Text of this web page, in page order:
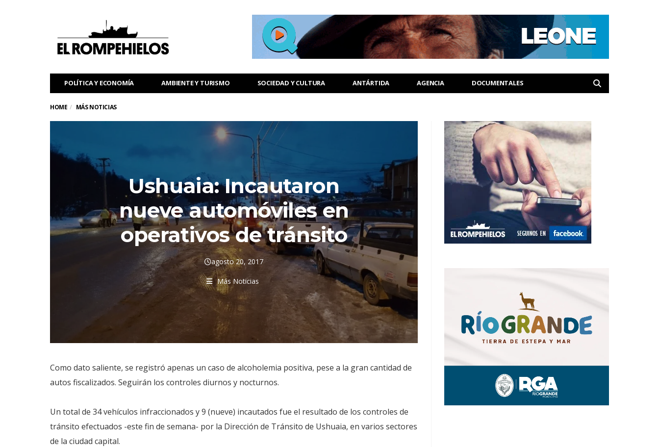
POLÍTICA Y ECONOMÍA AMBIENTE Y TURISMO SOCIEDAD Y CULTURA ANTÁRTIDA AGENCIA DOCUMENTALES
HOME MÁS NOTICIAS
Ushuaia: Incautaron
nueve automóviles en
operativos de tránsito
agosto 20, 2017
Más Noticias
Como dato saliente, se registró apenas un caso de alcoholemia positiva, pese a la gran cantidad de
autos fiscalizados. Seguirán los controles diurnos y nocturnos.
Un total de 34 vehículos infraccionados y 9 (nueve) incautados fue el resultado de los controles de
tránsito efectuados -este fin de semana- por la Dirección de Tránsito de Ushuaia, en varios sectores
de la ciudad capital.